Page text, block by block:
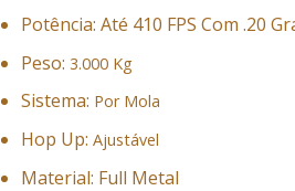
Potência: Até 410 FPS Com .20
Peso:3.000 Kg
Sistema: Por Mola
Hop Up:Ajustável
Material: Full Metal